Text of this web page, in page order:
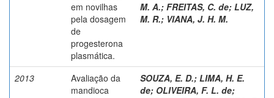
em novilhas
pela dosagem
de
progesterona
plasmática.
M. A.; FREITAS, C. de; LUZ,
M. R.; VIANA, J. H. M.
2013
Avaliação da
mandioca
SOUZA, E. D.; LIMA, H. E.
de; OLIVEIRA, F. L. de;